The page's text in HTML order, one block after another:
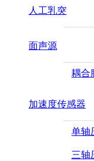
人工乳突
面声源
耦合
加速度传感器
单轴
三轴